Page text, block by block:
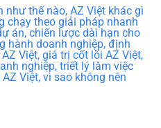
như thế nào,AZ Việt khác gì
chạy theo giải pháp nhanh
án,chiến lược dài hạn cho
hành doanh nghiệp,định
Việt,giá trị cốt lõi AZ Việt,
nghiệp,triết lý làm việc
Việt,vì sao không nên